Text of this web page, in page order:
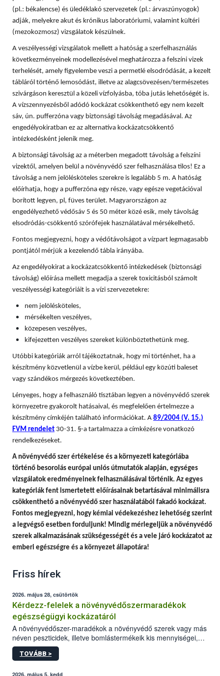
(pl.: békalencse) és üledéklakó szervezetek (pl.: árvaszúnyogok)
adják, melyekre akut és krónikus laboratóriumi, valamint kültéri
(mezokozmosz) vizsgálatok készülnek.
A veszélyességi vizsgálatok mellett a hatóság a szerfelhasználás
következményeinek modellezésével meghatározza a felszíni vizek
terhelését, amely figyelembe veszi a permetlé elsodródását, a kezelt
tábláról történő lemosódást, illetve az alagcsövezésen/természetes
szivárgáson keresztül a közeli vízfolyásba, tóba jutás lehetőségét is.
A vízszennyezésből adódó kockázat csökkenthető egy nem kezelt
sáv, ún. pufferzóna vagy biztonsági távolság megadásával. Az
engedélyokiratban ez az alternatíva kockázatcsökkentő
intézkedésként jelenik meg.
A biztonsági távolság az a méterben megadott távolság a felszíni
vizektől, amelyen belül a növényvédő szer felhasználása tilos! Ez a
távolság a nem jelölésköteles szerekre is legalább 5 m. A hatóság
előírhatja, hogy a pufferzóna egy része, vagy egésze vegetációval
borított legyen, pl, füves terület. Magyarországon az
engedélyezhető védősáv 5 és 50 méter közé esik, mely távolság
elsodródás-csökkentő szórófejek használatával mérsékelhető.
Fontos megjegyezni, hogy a védőtávolságot a vízpart legmagasabb
pontjától mérjük a kezelendő tábla irányába.
Az engedélyokirat a kockázatcsökkentő intézkedések (biztonsági
távolság) előírása mellett megadja a szerek toxicitásból számolt
veszélyességi kategóriáit is a vízi szervezetekre:
nem jelölésköteles,
mérsékelten veszélyes,
közepesen veszélyes,
kifejezetten veszélyes szereket különböztethetünk meg.
Utóbbi kategóriák arról tájékoztatnak, hogy mi történhet, ha a
készítmény közvetlenül a vízbe kerül, például egy közúti baleset
vagy szándékos mérgezés következtében.
Lényeges, hogy a felhasználó tisztában legyen a növényvédő szerek
környezetre gyakorolt hatásaival, és megfelelően értelmezze a
készítmény címkéjén található információkat. A 89/2004 (V. 15.)
FVM rendelet 30-31. §-a tartalmazza a címkézésre vonatkozó
rendelkezéseket.
A növényvédő szer értékelése és a környezeti kategóriába
történő besorolás európai uniós útmutatók alapján, egységes
vizsgálatok eredményeinek felhasználásával történik. Az egyes
kategóriák fent ismertetett előírásainak betartásával minimálisra
csökkenthető a növényvédő szer használatából fakadó kockázat.
Fontos megjegyezni, hogy kémiai védekezéshez lehetőség szerint
a legvégső esetben forduljunk! Mindig mérlegeljük a növényvédő
szerek alkalmazásának szükségességét és a vele járó kockázatot az
emberi egészségre és a környezet állapotára!
Friss hírek
2026. május 28, csütörtök
Kérdezz-felelek a növényvédőszermaradékok
egészségügyi kockázatáról
A növényvédőszer-maradékok a növényvédő szerek vagy más
néven peszticidek, illetve bomlástermékeik kis mennyiségei,
melyek a terményekben vagy azok felületén a betakarítást,
szüretelést, illetve tárolást követően is megmaradhatnak. Az
TOVÁBB >
2026. május 5, kedd